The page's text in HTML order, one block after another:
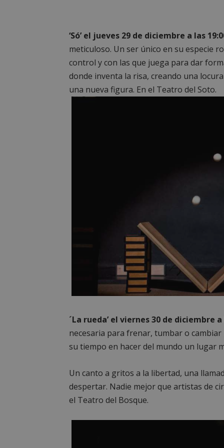
‘Só’ el jueves 29 de diciembre a las
meticuloso. Un ser único en su especie
control y con las que juega para dar
donde inventa la risa, creando una
una nueva figura. En el Teatro del Soto.
´La rueda’ el viernes 30 de diciembre
necesaria para frenar, tumbar o
su tiempo en hacer del mundo un lugar
Un canto a gritos a la libertad, una
despertar. Nadie mejor que artistas de
el Teatro del Bosque.
_GRECAPTCHA
Storage declaration
_grecaptcha
Nombre
OAID
_ga_CJ6TH46G2D
Nombre
Nombre
vuid
Inc.
Nombre